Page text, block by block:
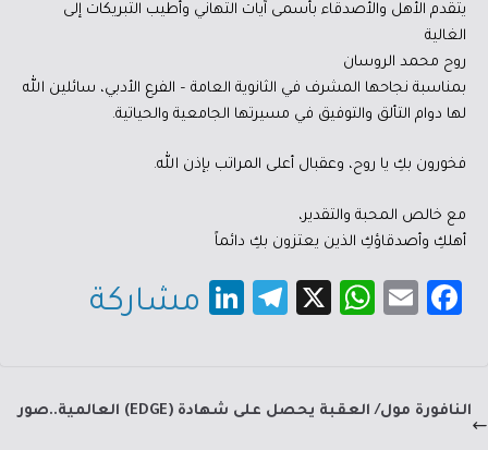
يتقدم الأهل والأصدقاء بأسمى آيات التهاني وأطيب التبريكات إلى
الغالية
روح محمد الروسان
بمناسبة نجاحها المشرف في الثانوية العامة – الفرع الأدبي، سائلين الله
لها دوام التألق والتوفيق في مسيرتها الجامعية والحياتية.
فخورون بكِ يا روح، وعقبال أعلى المراتب بإذن الله.
مع خالص المحبة والتقدير،
أهلكِ وأصدقاؤكِ الذين يعتزون بكِ دائماً
Fa
b
E
W
sA
X
Te
a
Li
dI
مشاركة
النافورة مول/ العقبة يحصل على شهادة (EDGE) العالمية..صور